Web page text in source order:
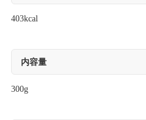
403kcal
内容量
300g